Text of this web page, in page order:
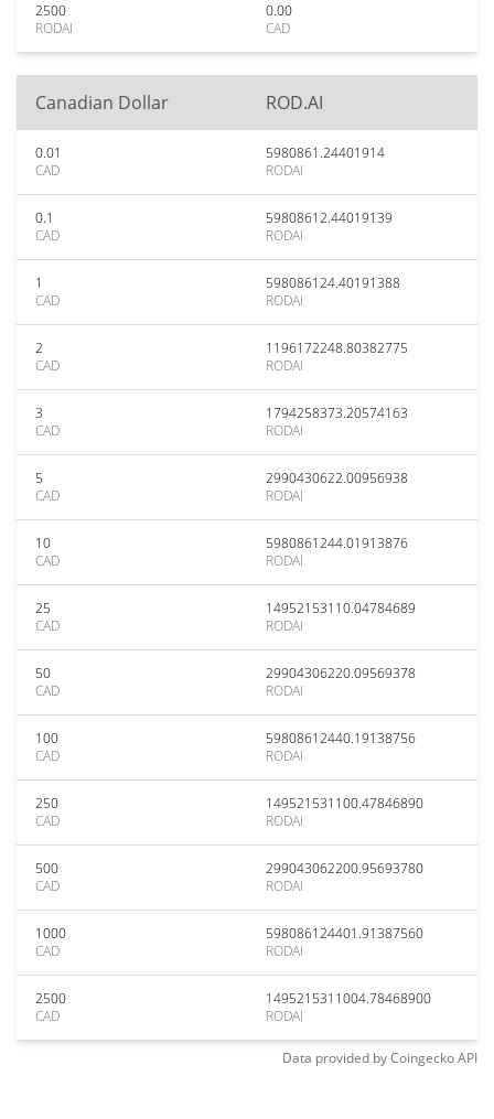
2500
RODAI
0.00
CAD
Canadian Dollar ROD.AI
0.01
CAD
5980861.24401914
RODAI
0.1
CAD
59808612.44019139
RODAI
1
CAD
598086124.40191388
RODAI
2
CAD
1196172248.80382775
RODAI
3
CAD
1794258373.20574163
RODAI
5
CAD
2990430622.00956938
RODAI
10
CAD
5980861244.01913876
RODAI
25
CAD
14952153110.04784689
RODAI
50
CAD
29904306220.09569378
RODAI
100
CAD
59808612440.19138756
RODAI
250
CAD
149521531100.47846890
RODAI
500
CAD
299043062200.95693780
RODAI
1000
CAD
598086124401.91387560
RODAI
2500
CAD
1495215311004.78468900
RODAI
Data provided byCoingeckoAPI